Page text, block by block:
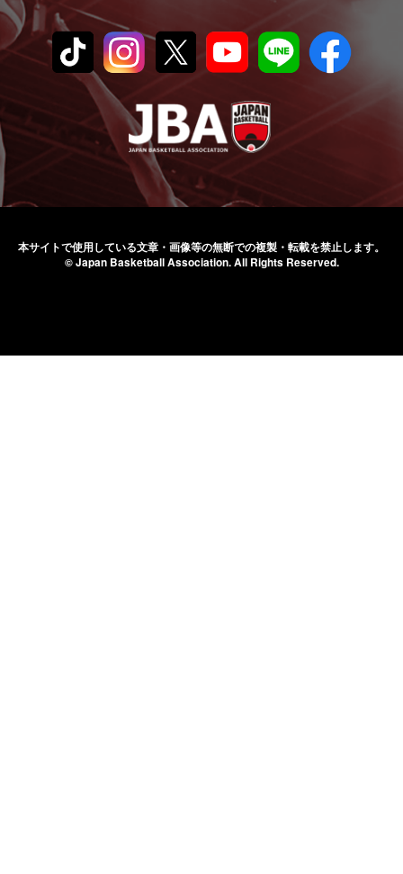
本サイトで使用している文章・画像等の無断での複製・転載を禁止します。
© Japan Basketball Association.All Rights Reserved.